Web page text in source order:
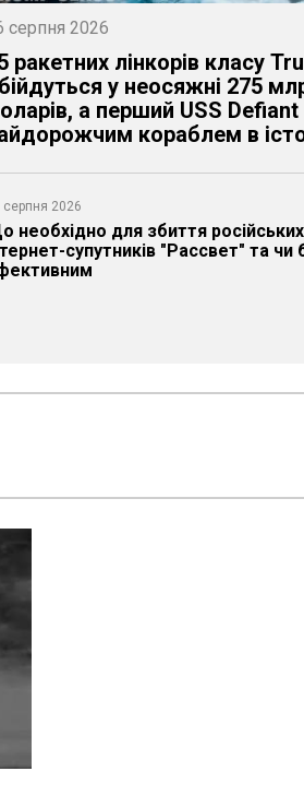
серпня 2026
ракетних лінкорів класу
у неосяжні 275
а перший USS Defiant
кораблем в
серпня 2026
необхідно для збиття російських
супутників "Рассвет" та чи
серпня 2026
вже двічі випадково
одні й ті ж послуги
для БМП Pizarro і чим
серпня 2026
помітили, що на FP-5
нові двигуни, про
та що це дає